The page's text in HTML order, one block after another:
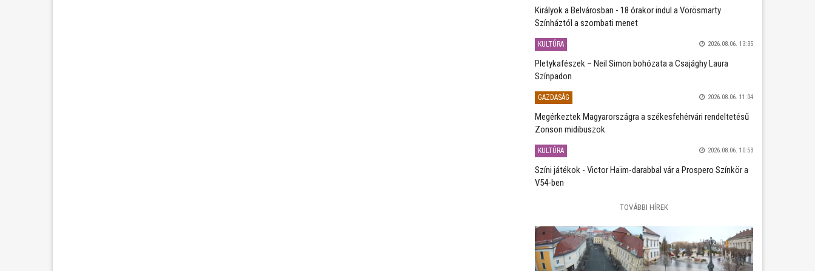
Királyok a Belvárosban - 18 órakor indul a Vörösmarty
Színháztól a szombati menet
KULTÚRA 2026.08.06. 13:35
Pletykafészek – Neil Simon bohózata a Csajághy Laura
Színpadon
GAZDASÁG 2026.08.06. 11:04
Megérkeztek Magyarországra a székesfehérvári rendeltetésű
Zonson midibuszok
KULTÚRA 2026.08.06. 10:53
Színi játékok - Victor Haïm-darabbal vár a Prospero Színkör a
V54-ben
TOVÁBBI HÍREK